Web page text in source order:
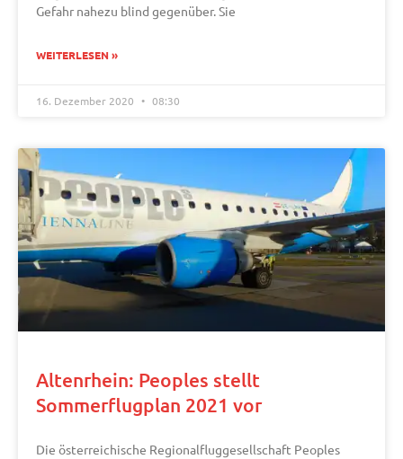
Gefahr nahezu blind gegenüber. Sie
WEITERLESEN »
16. Dezember 2020 08:30
Altenrhein: Peoples stellt
Sommerflugplan 2021 vor
Die österreichische Regionalfluggesellschaft Peoples